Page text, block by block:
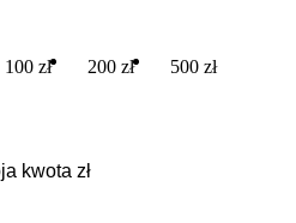
100 zł 200 zł 500 zł